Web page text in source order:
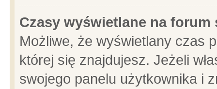
Czasy wyświetlane na forum
Możliwe, że wyświetlany czas
której się znajdujesz. Jeżeli
swojego panelu użytkownika i